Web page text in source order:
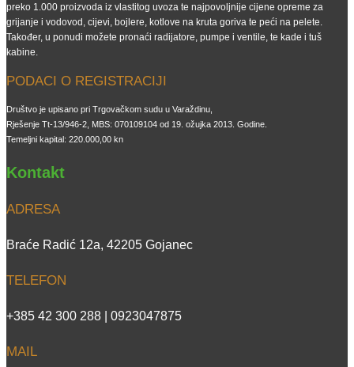
preko 1.000 proizvoda iz vlastitog uvoza te najpovoljnije cijene opreme za
grijanje i vodovod, cijevi, bojlere, kotlove na kruta goriva te peći na pelete.
Također, u ponudi možete pronaći radijatore, pumpe i ventile, te kade i tuš
kabine.
PODACI O REGISTRACIJI
Društvo je upisano pri Trgovačkom sudu u Varaždinu,
Rješenje Tt-13/946-2, MBS: 070109104 od 19. ožujka 2013. Godine.
Temeljni kapital: 220.000,00 kn
Kontakt
ADRESA
Braće Radić 12a, 42205 Gojanec
TELEFON
+385 42 300 288 | 0923047875
MAIL